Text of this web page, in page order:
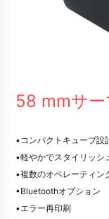
58 mmサ
•コンパクトキューブ設
•軽やかでスタイリッシ
•複数のオペレーティン
•Bluetoothオプション
•エラー再印刷